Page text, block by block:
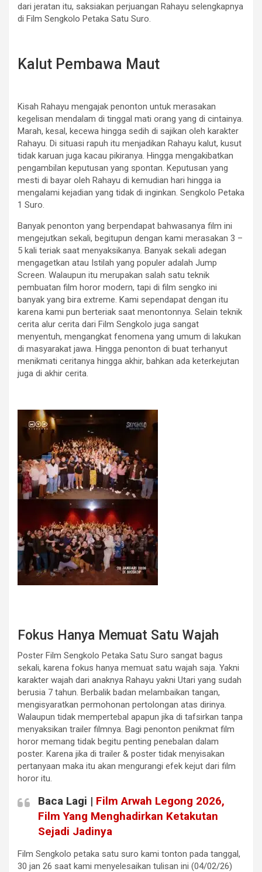
dari jeratan itu, saksiakan perjuangan Rahayu selengkapnya
di Film Sengkolo Petaka Satu Suro.
Kalut Pembawa Maut
Kisah Rahayu mengajak penonton untuk merasakan
kegelisan mendalam di tinggal mati orang yang di cintainya.
Marah, kesal, kecewa hingga sedih di sajikan oleh karakter
Rahayu. Di situasi rapuh itu menjadikan Rahayu kalut, kusut
tidak karuan juga kacau pikiranya. Hingga mengakibatkan
pengambilan keputusan yang spontan. Keputusan yang
mesti di bayar oleh Rahayu di kemudian hari hingga ia
mengalami kejadian yang tidak di inginkan. Sengkolo Petaka
1 Suro.
Banyak penonton yang berpendapat bahwasanya film ini
mengejutkan sekali, begitupun dengan kami merasakan 3 –
5 kali teriak saat menyaksikanya. Banyak sekali adegan
mengagetkan atau Istilah yang populer adalah Jump
Screen. Walaupun itu merupakan salah satu teknik
pembuatan film horor modern, tapi di film sengko ini
banyak yang bira extreme. Kami sependapat dengan itu
karena kami pun berteriak saat menontonnya. Selain teknik
cerita alur cerita dari Film Sengkolo juga sangat
menyentuh, mengangkat fenomena yang umum di lakukan
di masyarakat jawa. Hingga penonton di buat terhanyut
menikmati ceritanya hingga akhir, bahkan ada keterkejutan
juga di akhir cerita.
Fokus Hanya Memuat Satu Wajah
Poster Film Sengkolo Petaka Satu Suro sangat bagus
sekali, karena fokus hanya memuat satu wajah saja. Yakni
karakter wajah dari anaknya Rahayu yakni Utari yang sudah
berusia 7 tahun. Berbalik badan melambaikan tangan,
mengisyaratkan permohonan pertolongan atas dirinya.
Walaupun tidak mempertebal apapun jika di tafsirkan tanpa
menyaksikan trailer filmnya. Bagi penonton penikmat film
horor memang tidak begitu penting penebalan dalam
poster. Karena jika di trailer & poster tidak menyisakan
pertanyaan maka itu akan mengurangi efek kejut dari film
horor itu.
Baca Lagi | Film Arwah Legong 2026,
Film Yang Menghadirkan Ketakutan
Sejadi Jadinya
Film Sengkolo petaka satu suro kami tonton pada tanggal,
30 jan 26 saat kami menyelesaikan tulisan ini (04/02/26)